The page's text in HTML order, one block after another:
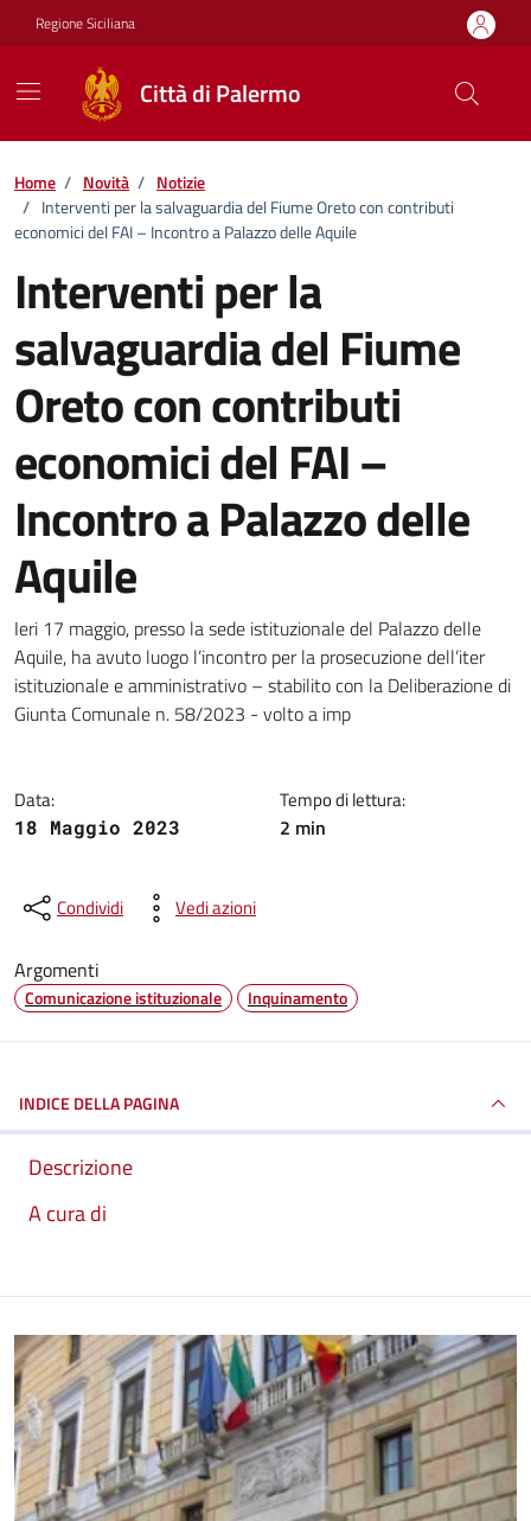
Vai ai contenuti
Vai al footer
Regione Siciliana
Città di Palermo
Home / Novità / Notizie
/ Interventi per la salvaguardia del Fiume Oreto con contributi
economici del FAI – Incontro a Palazzo delle Aquile
Interventi per la
salvaguardia del Fiume
Oreto con contributi
economici del FAI –
Incontro a Palazzo delle
Aquile
Dettagli della notizia
Ieri 17 maggio, presso la sede istituzionale del Palazzo delle
Aquile, ha avuto luogo l’incontro per la prosecuzione dell’iter
istituzionale e amministrativo – stabilito con la Deliberazione di
Giunta Comunale n. 58/2023 - volto a imp
Data:
18 Maggio 2023
Tempo di lettura:
2 min
Condividi Vedi azioni
Argomenti
Comunicazione istituzionale Inquinamento
INDICE DELLA PAGINA
Descrizione
A cura di